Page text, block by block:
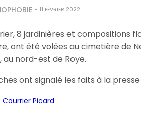
11 FÉVRIER 2022
8 jardinières et compositions
ont été volées au cimetière de
au nord-est de Roye.
ont signalé les faits à la
Courrier Picard